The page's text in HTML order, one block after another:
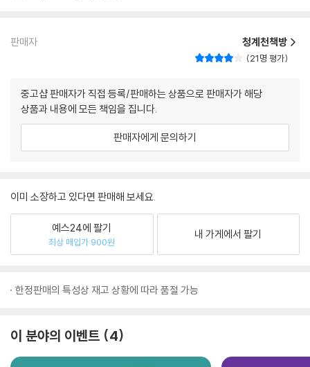
판매자 청계천책방
21명 평가
중고샵 판매자가 직접 등록/판매하는 상품으로 판매자가 해당
상품과 내용에 모든 책임을 집니다.
판매자에게 문의하기
이미 소장하고 있다면 판매해 보세요.
예스24에 팔기
최상 매입가 900원
내 가게에서 팔기
한정판매의 특성상 재고 상황에 따라 품절 가능
이 분야의 이벤트 4